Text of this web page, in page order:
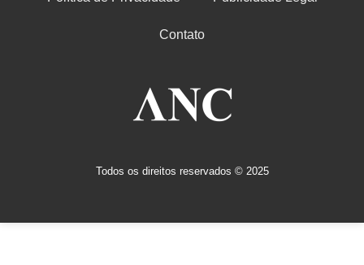
Contato
Todos os direitos reservados © 2025